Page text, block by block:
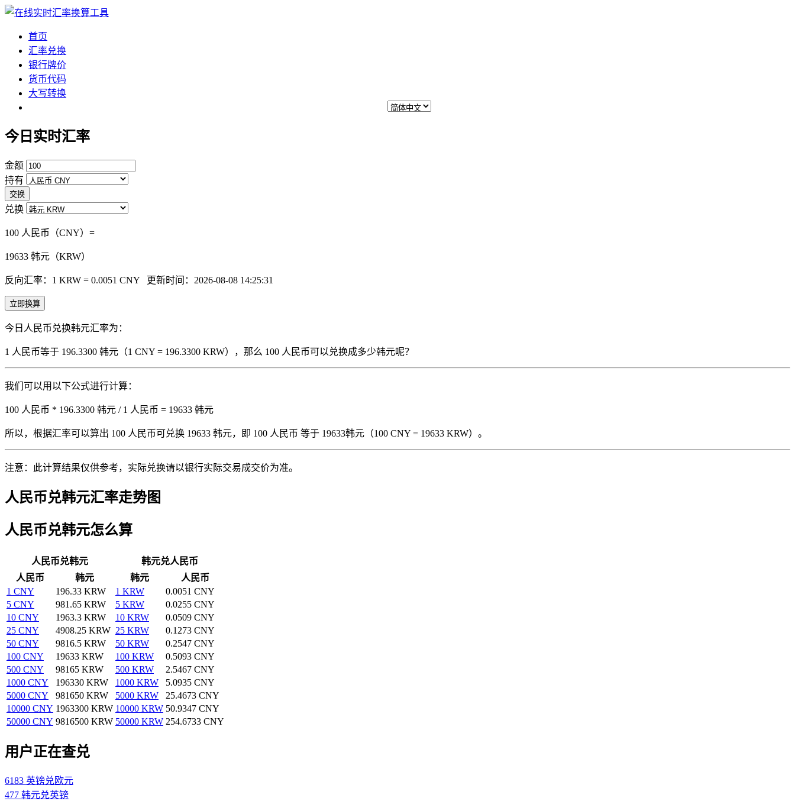
首页
汇率兑换
银行牌价
货币代码
大写转换
今日实时汇率
金额
持有
交换
兑换
100 人民币（CNY）=
19633 韩元（KRW）
反向汇率：1 KRW = 0.0051 CNY 更新时间：2026-08-08 14:25:31
立即换算
今日人民币兑换韩元汇率为：
1 人民币等于 196.3300 韩元（1 CNY = 196.3300 KRW），那么 100 人民币可以兑换成多少韩元呢？
我们可以用以下公式进行计算：
100 人民币 * 196.3300 韩元 / 1 人民币 = 19633 韩元
所以，根据汇率可以算出 100 人民币可兑换 19633 韩元，即 100 人民币 等于 19633韩元（100 CNY = 19633 KRW）。
注意：此计算结果仅供参考，实际兑换请以银行实际交易成交价为准。
人民币兑韩元汇率走势图
人民币兑韩元怎么算
人民币兑韩元
韩元兑人民币
人民币
韩元 韩元
人民币
1 CNY
196.33 KRW 1 KRW
0.0051 CNY
5 CNY
981.65 KRW 5 KRW
0.0255 CNY
10 CNY
1963.3 KRW 10 KRW
0.0509 CNY
25 CNY
4908.25 KRW 25 KRW
0.1273 CNY
50 CNY
9816.5 KRW 50 KRW
0.2547 CNY
100 CNY
19633 KRW 100 KRW
0.5093 CNY
500 CNY
98165 KRW 500 KRW
2.5467 CNY
1000 CNY
196330 KRW 1000 KRW
5.0935 CNY
5000 CNY
981650 KRW 5000 KRW
25.4673 CNY
10000 CNY 1963300 KRW 10000 KRW 50.9347 CNY
50000 CNY 9816500 KRW 50000 KRW 254.6733 CNY
用户正在查兑
6183 英镑兑欧元
477 韩元兑英镑